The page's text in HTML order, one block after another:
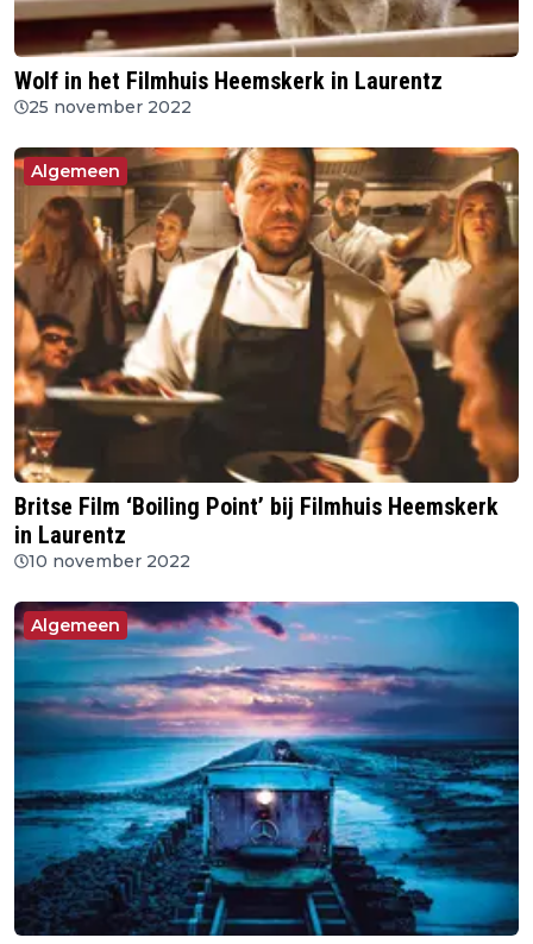
Wolf in het Filmhuis Heemskerk in Laurentz
25 november 2022
Algemeen
Britse Film ‘Boiling Point’ bij Filmhuis Heemskerk
in Laurentz
10 november 2022
Algemeen